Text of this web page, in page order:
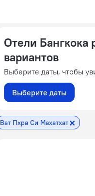
Отели Бангкока
вариантов
Выберите даты, чтобы
Выберите даты
Ват Пхра Си Махатхат